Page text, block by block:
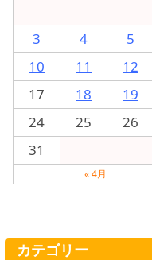
3
4 5
10
11 12
17
18 19
24
25 26
31
« 4月
カテゴリー